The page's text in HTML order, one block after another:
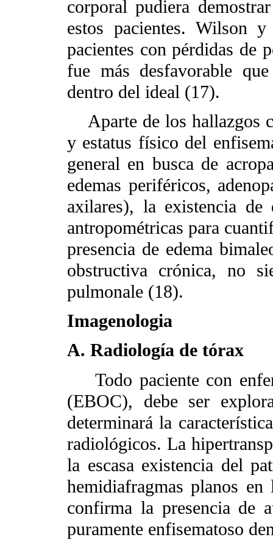
corporal pudiera
estos pacientes. Wilson
pacientes con pérdidas de
fue más desfavorable
dentro del ideal (17).
Aparte de los hallazgos
y estatus físico del
general en busca de
edemas periféricos,
axilares), la existencia de
antropométricas para
presencia de edema
obstructiva crónica, no
pulmonale (18).
Imagenologia
A. Radiología de tórax
Todo paciente con
(EBOC), debe ser
determinará la
radiológicos. La
la escasa existencia del
hemidiafragmas planos
confirma la presencia de
puramente enfisematoso